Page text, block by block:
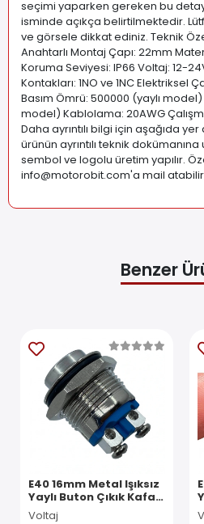
seçimi yaparken gereken bu
isminde açıkça belirtilmektedir.
ve görsele dikkat ediniz. Teknik
Anahtarlı Montaj Çapı: 22mm
Koruma Seviyesi: IP66 Voltaj: 12-
Kontakları: 1NO ve 1NC Elektriksel
Basım Ömrü: 500000 (yaylı
model) Kablolama: 20AWG
Daha ayrıntılı bilgi için aşağıda
ürünün ayrıntılı teknik
sembol ve logolu üretim yapılır.
info@motorobit.com'a mail
Benzer
E40 16mm Metal Işıksız
Yaylı Buton Çıkık Kafa 1
NO IP67
Voltaj